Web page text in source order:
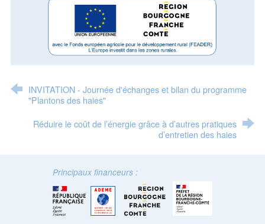
INVITATION - Journée d'échanges et bilan du programme
"Plantons des haies"
Réduire le coût de l’énergie grâce à d’autres pratiques
d’entretien des haies
Principaux financeurs :